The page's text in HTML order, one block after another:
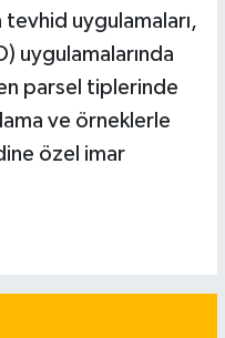
uygulamaları,
uygulamalarında
parsel tiplerinde
ve örneklerle
özel imar